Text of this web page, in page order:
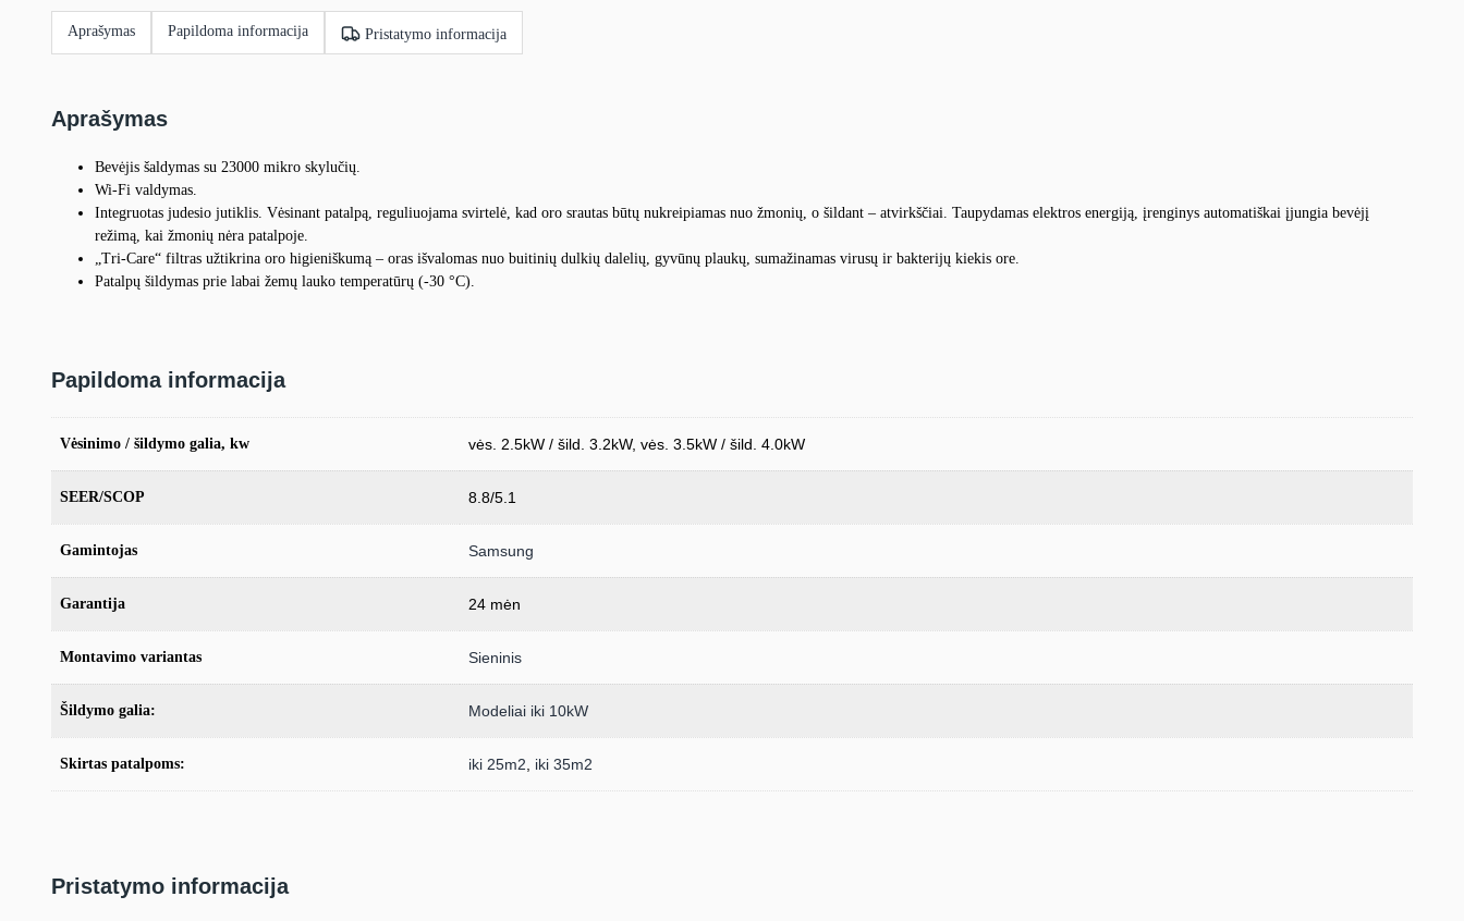
Aprašymas Papildoma informacija Pristatymo informacija
Aprašymas
Bevėjis šaldymas su 23000 mikro skylučių.
Wi-Fi valdymas.
Integruotas judesio jutiklis. Vėsinant patalpą, reguliuojama svirtelė, kad oro srautas būtų nukreipiamas nuo žmonių, o šildant – atvirkščiai. Taupydamas elektros energiją, įrenginys automatiškai įjungia bevėjį
režimą, kai žmonių nėra patalpoje.
„Tri-Care“ filtras užtikrina oro higieniškumą – oras išvalomas nuo buitinių dulkių dalelių, gyvūnų plaukų, sumažinamas virusų ir bakterijų kiekis ore.
Patalpų šildymas prie labai žemų lauko temperatūrų (-30 °C).
Papildoma informacija
Vėsinimo / šildymo galia, kw vės. 2.5kW / šild. 3.2kW, vės. 3.5kW / šild. 4.0kW
SEER/SCOP 8.8/5.1
Gamintojas Samsung
Garantija 24 mėn
Montavimo variantas Sieninis
Šildymo galia: Modeliai iki 10kW
Skirtas patalpoms: iki 25m2 iki 35m2
Pristatymo informacija